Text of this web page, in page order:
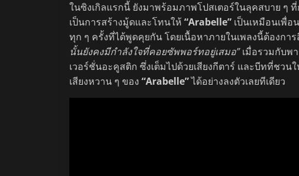
ในซิงเกิลแรกนี้ ยังมาพร้อมภาพโปสเตอร์ในลุคสบาย ๆ
เป็นการสร้างมู้ดและโทนให้“Arabelle” เป็นเหมือนเพื่
ทุก ๆ ครั้งที่ได้พูดคุยกัน โดยเนื้อหาภายในเพลงนี้ต้องกา
นั้นยังคงมีกำลังใจที่คอยซัพพอร์ทอยู่เสมอ”เมื่อรวมกับพ
เวอร์ชั่นอะคูสติก ซึ่งเต็มไปด้วยเสียงกีตาร์ และบีทที่ชว
เสียงหวาน ๆ ของ “Arabelle”ได้อย่างลงตัวเลยทีเดียว